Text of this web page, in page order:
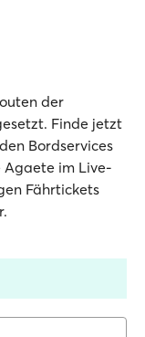
der
Finde jetzt
Bordservices
Agaete im Live-
Fährtickets